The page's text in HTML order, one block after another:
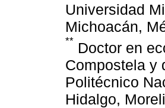
Universidad
Michoacán,
** Doctor en
Compostela y
Politécnico
Hidalgo,